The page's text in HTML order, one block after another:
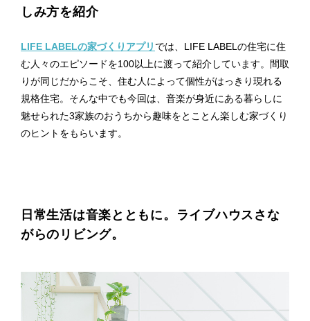
しみ方を紹介
LIFE LABELの家づくりアプリ では、LIFE LABELの住宅に住
む人々のエピソードを100以上に渡って紹介しています。間取
りが同じだからこそ、住む人によって個性がはっきり現れる
規格住宅。そんな中でも今回は、音楽が身近にある暮らしに
魅せられた3家族のおうちから趣味をとことん楽しむ家づくり
のヒントをもらいます。
日常生活は音楽とともに。ライブハウスさな
がらのリビング。